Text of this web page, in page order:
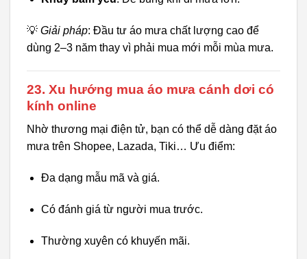
💡 Giải pháp: Đầu tư áo mưa chất lượng cao để
dùng 2–3 năm thay vì phải mua mới mỗi mùa mưa.
23. Xu hướng mua áo mưa cánh dơi có
kính online
Nhờ thương mại điện tử, bạn có thể dễ dàng đặt áo
mưa trên Shopee, Lazada, Tiki… Ưu điểm:
Đa dạng mẫu mã và giá.
Có đánh giá từ người mua trước.
Thường xuyên có khuyến mãi.